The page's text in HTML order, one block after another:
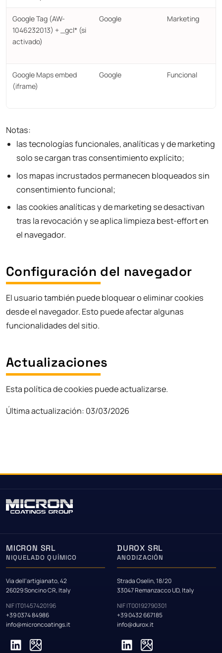
Google Tag (AW-
1046232013) + _gcl* (si
activado)
Google Marketing
Google Maps embed
(iframe)
Google Funcional
Notas:
las tecnologías funcionales, analíticas y de marketing
solo se cargan tras consentimiento explícito;
los mapas incrustados permanecen bloqueados sin
consentimiento funcional;
las cookies analíticas y de marketing se desactivan
tras la revocación y se aplica limpieza best-effort en
el navegador.
Configuración del navegador
El usuario también puede bloquear o eliminar cookies
desde el navegador. Esto puede afectar algunas
funcionalidades del sitio.
Actualizaciones
Esta política de cookies puede actualizarse.
Última actualización: 03/03/2026
MICRON SRL
NIQUELADO QUÍMICO
Via dell'artigianato, 42
26029 Soncino CR, Italy
NIF IT01457420196
+39 0374 84986
info@microncoatings.it
DUROX SRL
ANODIZACIÓN
Strada Oselin, 18/20
33047 Remanzacco UD, Italy
NIF IT00192790301
+39 0432 667185
info@durox.it